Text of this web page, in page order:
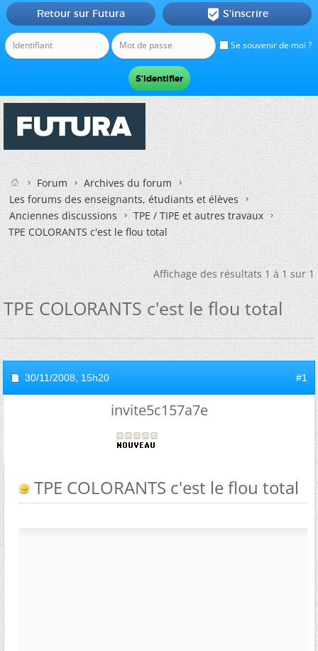
Se souvenir de moi ?
Retour sur Futura  S'inscrire
Forum
Archives du forum
Les forums des enseignants, étudiants et élèves
Anciennes discussions
TPE / TIPE et autres travaux
TPE COLORANTS c'est le flou total
Affichage des résultats 1 à 1 sur 1
TPE COLORANTS c'est le flou total
30/11/2008, 15h20 #1
invite5c157a7e
TPE COLORANTS c'est le flou total